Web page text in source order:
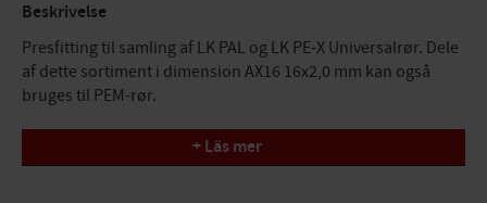
Beskrivelse
Presfitting til samling af LK PAL og LK PE-X Universalrør. Dele
af dette sortiment i dimension AX16 16x2,0 mm kan også
bruges til PEM-rør.
Specifikationer
Mål: AX25mm x G20
+ Läs mer